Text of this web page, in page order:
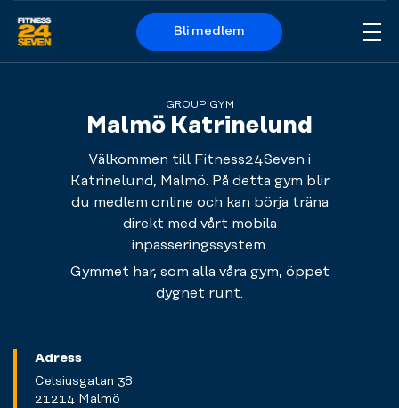
Logo
Bli medlem
GROUP GYM
Malmö Katrinelund
Välkommen till Fitness24Seven i
Katrinelund, Malmö. På detta gym blir
du medlem online och kan börja träna
direkt med vårt mobila
inpasseringssystem.
Gymmet har, som alla våra gym, öppet
dygnet runt.
Adress
Celsiusgatan 38
21214 Malmö